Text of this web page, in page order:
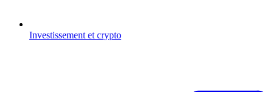
Investissement et crypto